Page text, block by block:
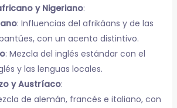
y Nigeriano:
: Influencias del afrikáans y de las
con un acento distintivo.
: Mezcla del inglés estándar con el
y las lenguas locales.
y Austríaco:
de alemán, francés e italiano, con